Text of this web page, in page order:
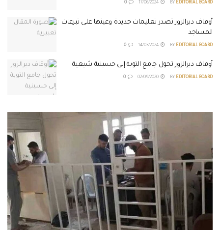
BY EDITORIAL BOARD
أوقاف ديرالزور تصدر تعليمات جديدة وعينها على تبرعات
المساجد
BY EDITORIAL BOARD
أوقاف ديرالزور تحول جامع التوبة إلى حسينية شيعية
BY EDITORIAL BOARD